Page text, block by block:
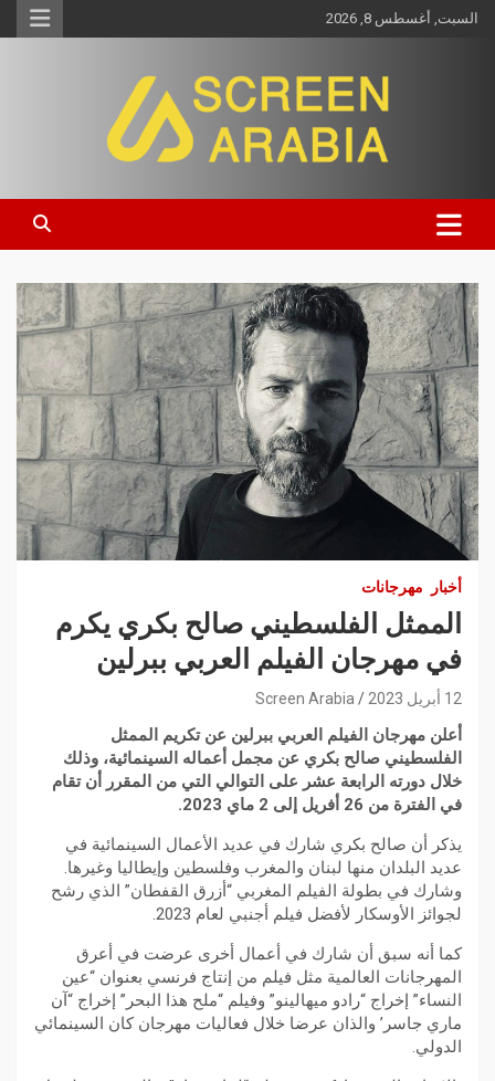
السبت, أغسطس 8, 2026
Screen Arabia
أخبار مهرجانات
الممثل الفلسطيني صالح بكري يكرم
في مهرجان الفيلم العربي ببرلين
12 أبريل 2023 Screen Arabia
أعلن مهرجان الفيلم العربي ببرلين عن تكريم الممثل
الفلسطيني صالح بكري عن مجمل أعماله السينمائية، وذلك
خلال دورته الرابعة عشر على التوالي التي من المقرر أن تقام
في الفترة من 26 أفريل إلى 2 ماي 2023.
يذكر أن صالح بكري شارك في عديد الأعمال السينمائية في
عديد البلدان منها لبنان والمغرب وفلسطين وإيطاليا وغيرها.
وشارك في بطولة الفيلم المغربي “أزرق القفطان” الذي رشح
لجوائز الأوسكار لأفضل فيلم أجنبي لعام 2023.
كما أنه سبق أن شارك في أعمال أخرى عرضت في أعرق
المهرجانات العالمية مثل فيلم من إنتاج فرنسي بعنوان “عين
النساء” إخراج “رادو ميهالينو” وفيلم “ملح هذا البحر” إخراج “آن
ماري جاسر’ والذان عرضا خلال فعاليات مهرجان كان السينمائي
الدولي.